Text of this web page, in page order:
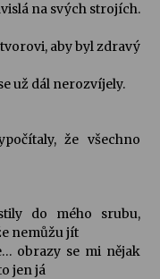
na svých strojích.
aby byl zdravý
už dál nerozvíjely.
že všechno
do mého srubu,
nemůžu jít
obrazy se mi nějak
jen já